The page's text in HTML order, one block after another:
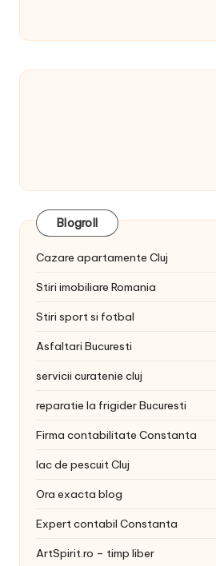
Blogroll
Cazare apartamente Cluj
Stiri imobiliare Romania
Stiri sport si fotbal
Asfaltari Bucuresti
servicii curatenie cluj
reparatie la frigider Bucuresti
Firma contabilitate Constanta
lac de pescuit Cluj
Ora exacta blog
Expert contabil Constanta
ArtSpirit.ro – timp liber